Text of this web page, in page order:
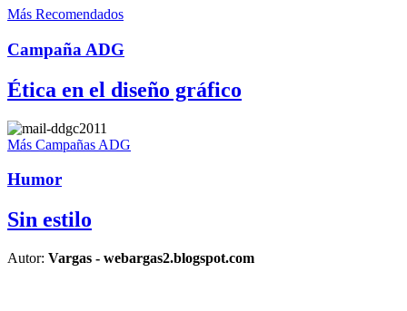
Más Recomendados
Campaña ADG
Ética en el diseño gráfico
Más Campañas ADG
Humor
Sin estilo
Autor: Vargas - webargas2.blogspot.com